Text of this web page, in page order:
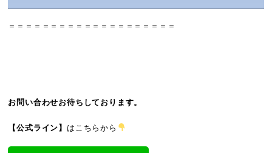
＝＝＝＝＝＝＝＝＝＝＝＝＝＝＝＝＝＝＝＝
お問い合わせお待ちしております。
【公式ライン】 はこちらから